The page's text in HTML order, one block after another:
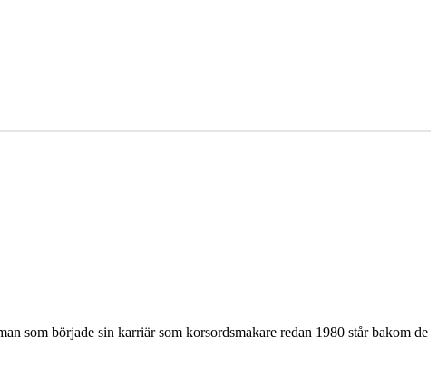
som började sin karriär som korsordsmakare redan 1980 står bakom de